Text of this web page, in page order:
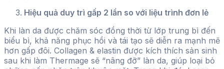
Hiệu quả duy trì gấp 2 lần so với liệu trình đơn lẻ
Khi làn da được chăm sóc đồng thời từ lớp trung bì đến
biểu bì, khả năng phục hồi và tái tạo sẽ diễn ra mạnh mẽ
hơn gấp đôi. Collagen & elastin được kích thích sản sinh
sau khi làm Thermage sẽ “nâng đỡ” làn da, giúp loại bỏ